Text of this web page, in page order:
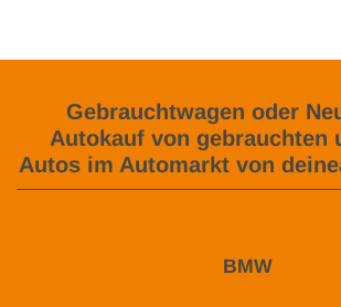
Gebrauchtwagen oder
Autokauf von gebrauchten
Autos im Automarkt von
BMW